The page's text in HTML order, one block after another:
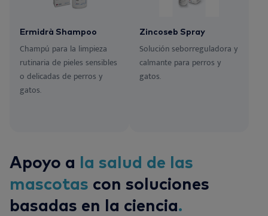
Ermidrà Shampoo
Champú para la limpieza
rutinaria de pieles sensibles
o delicadas de perros y
gatos.
Zincoseb Spray
Solución seborreguladora y
calmante para perros y
gatos.
Apoyo a la salud de las
mascotas con soluciones
basadas en la ciencia.